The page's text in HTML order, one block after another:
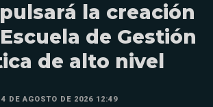
la creación
de Gestión
de alto nivel
4 DE AGOSTO DE 2026 12:49